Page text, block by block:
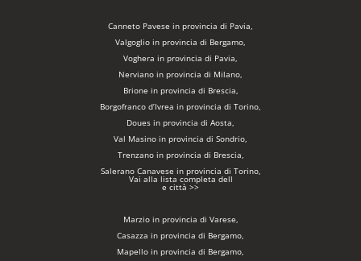
Canneto Pavese in provincia di Pavia,
Valgoglio in provincia di Bergamo,
Voghera in provincia di Pavia,
Nerviano in provincia di Milano,
Brione in provincia di Brescia,
Borgofranco d’Ivrea in provincia di Torino,
Doues in provincia di Aosta,
Val Masino in provincia di Sondrio,
Trenzano in provincia di Brescia,
Salerano Canavese in provincia di Torino,
Vai alla lista completa dell
e città >>
Marzio in provincia di Varese,
Casazza in provincia di Bergamo,
Mapello in provincia di Bergamo,